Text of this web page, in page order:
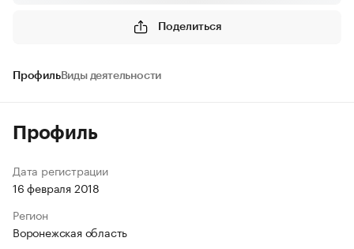
Поделиться
ПрофильВиды деятельности
Профиль
Дата регистрации
16 февраля 2018
Регион
Воронежская область